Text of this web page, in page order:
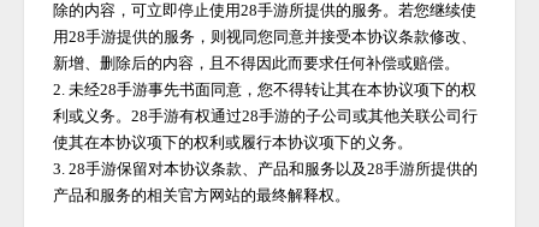
除的内容，可立即停止使用28手游所提供的服务。若您继续使
用28手游提供的服务，则视同您同意并接受本协议条款修改、
新增、删除后的内容，且不得因此而要求任何补偿或赔偿。
2. 未经28手游事先书面同意，您不得转让其在本协议项下的权
利或义务。28手游有权通过28手游的子公司或其他关联公司行
使其在本协议项下的权利或履行本协议项下的义务。
3.28手游保留对本协议条款、产品和服务以及28手游所提供的
产品和服务的相关官方网站的最终解释权。